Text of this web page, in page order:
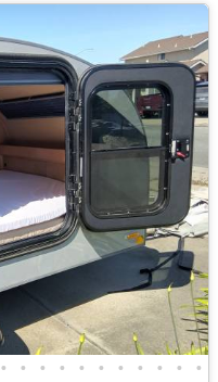
• • • • • • • • • • •